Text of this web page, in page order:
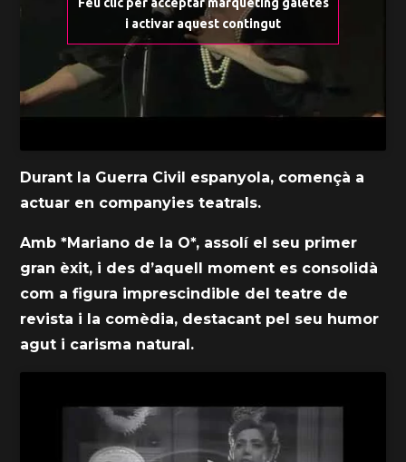
i activar aquest contingut
Durant la Guerra Civil espanyola, començà a
actuar en companyies teatrals.
Amb *Mariano de la O*, assolí el seu primer
gran èxit, i des d’aquell moment es consolidà
com a figura imprescindible del teatre de
revista i la comèdia, destacant pel seu humor
agut i carisma natural.